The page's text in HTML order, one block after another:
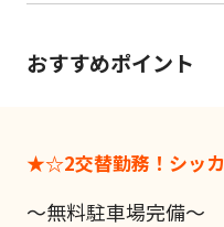
おすすめポイント
★☆2交替勤務！シッ
～無料駐車場完備～